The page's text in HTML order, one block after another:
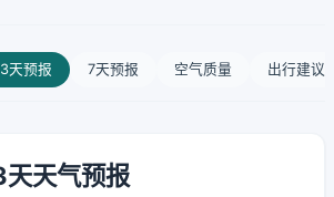
3天预报 7天预报 空气质量 出行建议
天天气预报